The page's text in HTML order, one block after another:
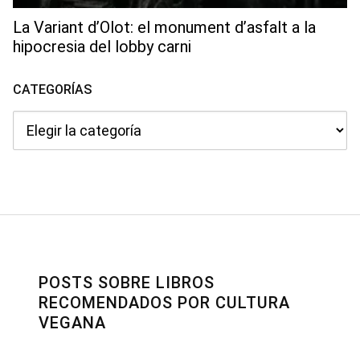
La Variant d’Olot: el monument d’asfalt a la
hipocresia del lobby carni
CATEGORÍAS
POSTS SOBRE LIBROS
RECOMENDADOS POR CULTURA
VEGANA